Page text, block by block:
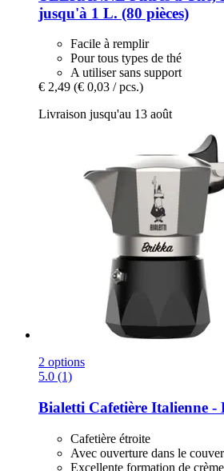
jusqu'à 1 L. (80 pièces)
Facile à remplir
Pour tous types de thé
A utiliser sans support
€ 2,49 (€ 0,03 / pcs.)
Livraison jusqu'au 13 août
2 options
5.0 (1)
Bialetti Cafetière Italienne -​
Cafetière étroite
Avec ouverture dans le
Excellente formation de crème